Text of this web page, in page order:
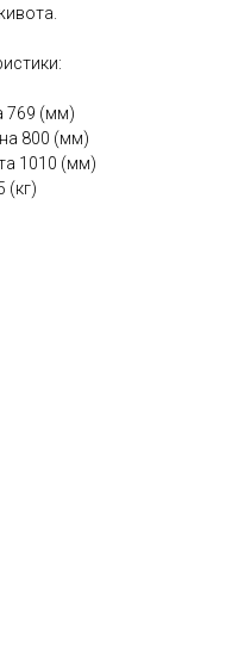
769 (мм)
800 (мм)
1010 (мм)
(кг)